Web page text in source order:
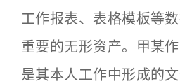
工作报表、表格模板等
重要的无形资产。甲某
是其本人工作中形成的